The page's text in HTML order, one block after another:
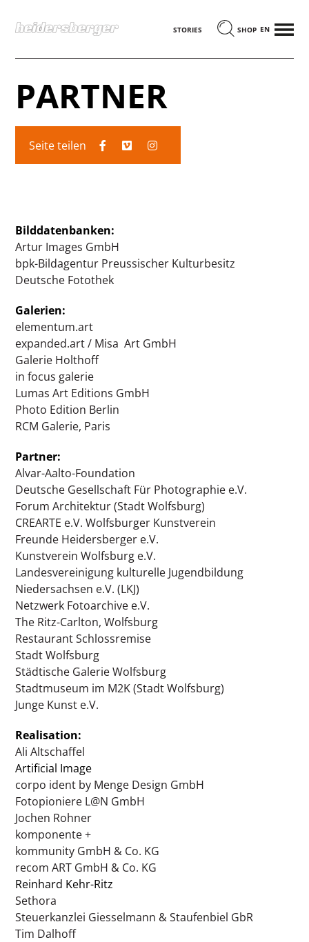
STORIES SHOP ENGLISCH
MENÜ
PARTNER
Seite teilen
Bilddatenbanken:
Artur Images GmbH
bpk-Bildagentur Preussischer Kulturbesitz
Deutsche Fotothek
Galerien:
elementum.art
expanded.art / Misa Art GmbH
Galerie Holthoff
in focus galerie
Lumas Art Editions GmbH
Photo Edition Berlin
RCM Galerie, Paris
Partner:
Alvar-Aalto-Foundation
Deutsche Gesellschaft Für Photographie e.V.
Forum Architektur (Stadt Wolfsburg)
CREARTE e.V. Wolfsburger Kunstverein
Freunde Heidersberger e.V.
Kunstverein Wolfsburg e.V.
Landesvereinigung kulturelle Jugendbildung
Niedersachsen e.V. (LKJ)
Netzwerk Fotoarchive e.V.
The Ritz-Carlton, Wolfsburg
Restaurant Schlossremise
Stadt Wolfsburg
Städtische Galerie Wolfsburg
Stadtmuseum im M2K (Stadt Wolfsburg)
Junge Kunst e.V.
Realisation:
Ali Altschaffel
Artificial Image
corpo ident by Menge Design GmbH
Fotopioniere L@N GmbH
Jochen Rohner
komponente +
kommunity GmbH & Co. KG
recom ART GmbH & Co. KG
Reinhard Kehr-Ritz
Sethora
Steuerkanzlei Giesselmann & Staufenbiel GbR
Tim Dalhoff